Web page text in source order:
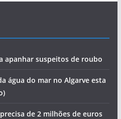
apanhar suspeitos de roubo
água do mar no Algarve esta
de 2 milhões de euros